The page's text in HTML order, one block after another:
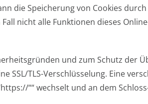
die Speicherung von Cookies
nicht alle Funktionen dieses
und zum Schutz der
SSL/TLS-Verschlüsselung. Eine
““ wechselt und an dem